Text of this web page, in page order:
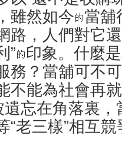
雖然如今
當舖
路，人們對它
”
印象。什麼
務？當舖可不
不能為社會再
遺忘在角落裏
“老三樣”相互